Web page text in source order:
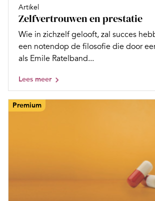
Artikel
Zelfvertrouwen en prestatie
Wie in zichzelf gelooft, zal succes
een notendop de filosofie die door
als Emile Ratelband...
Lees meer
Premium